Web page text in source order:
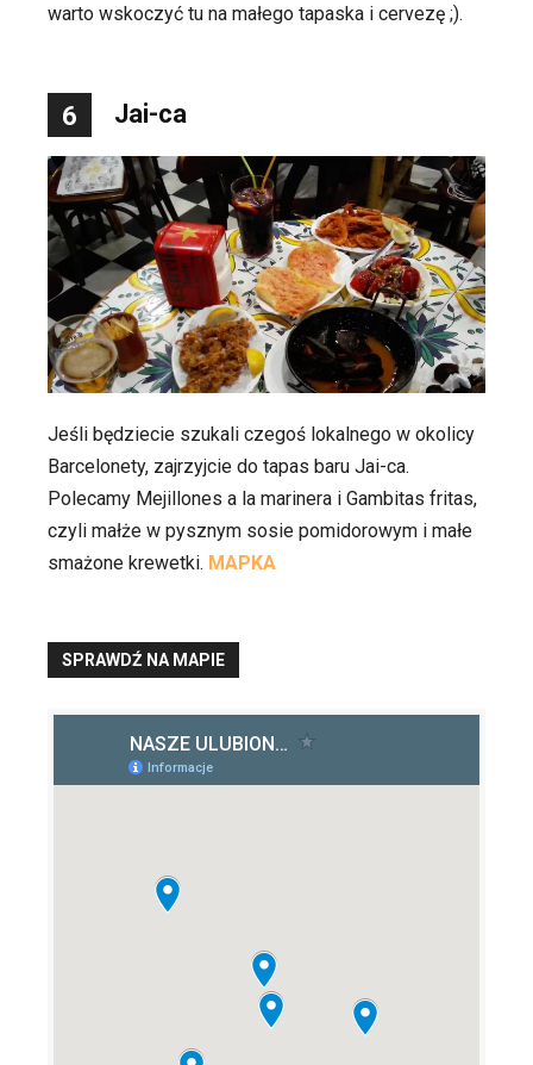
warto wskoczyć tu na małego tapaska i cervezę ;).
6 Jai-ca
Jeśli będziecie szukali czegoś lokalnego w okolicy
Barcelonety, zajrzyjcie do tapas baru Jai-ca.
Polecamy Mejillones a la marinera i Gambitas fritas,
czyli małże w pysznym sosie pomidorowym i małe
smażone krewetki. MAPKA
SPRAWDŹ NA MAPIE